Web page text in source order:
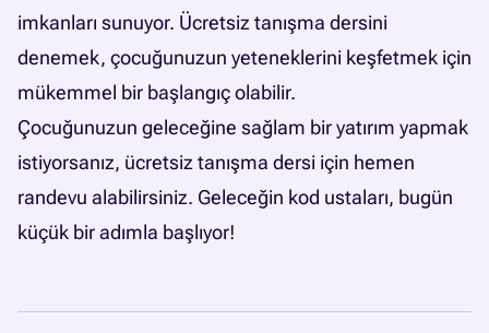
imkanları sunuyor. Ücretsiz tanışma dersini
denemek, çocuğunuzun yeteneklerini keşfetmek için
mükemmel bir başlangıç olabilir.
Çocuğunuzun geleceğine sağlam bir yatırım yapmak
istiyorsanız, ücretsiz tanışma dersi için hemen
randevu alabilirsiniz. Geleceğin kod ustaları, bugün
küçük bir adımla başlıyor!